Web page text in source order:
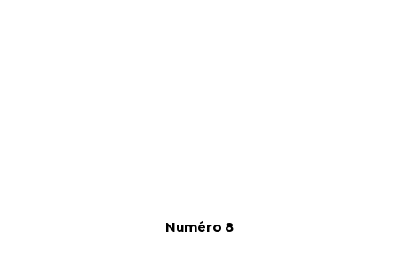
Numéro 8